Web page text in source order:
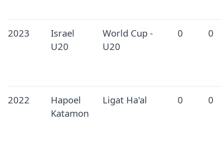
2023
Israel
U20
World Cup -
U20
0 0
2022
Hapoel
Katamon
Ligat Ha'al 0 0